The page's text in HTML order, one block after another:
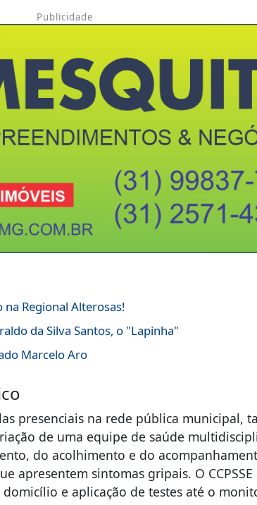
Publicidade
Regional Alterosas!
da Silva Santos, o "Lapinha"
Marcelo Aro
presenciais na rede pública municipal,
de uma equipe de saúde
do acolhimento e do
apresentem sintomas gripais. O
e aplicação de testes até o